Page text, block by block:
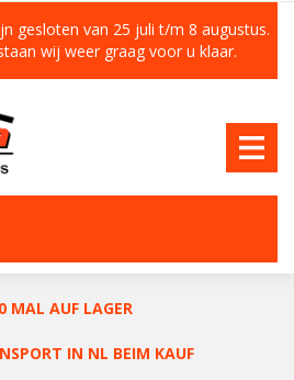
gesloten van 25 juli t/m 8 augustus.
wij weer graag voor u klaar.
MAL AUF LAGER
IN NL BEIM KAUF